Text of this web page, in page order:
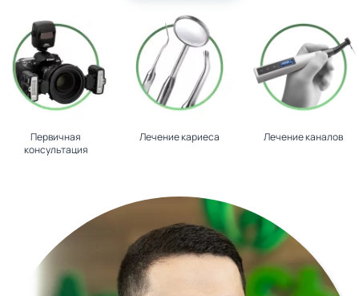
Первичная
консультация
Лечение кариеса Лечение каналов